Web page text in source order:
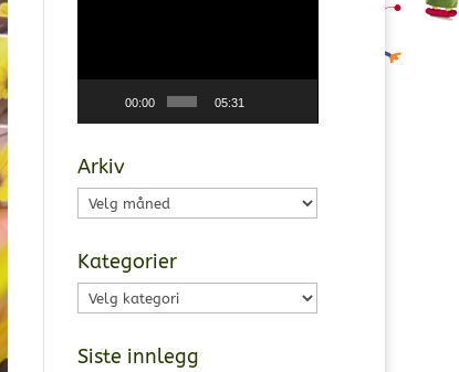
00:00 05:31
Arkiv
Arkiv
Kategorier
Kategorier
Siste innlegg